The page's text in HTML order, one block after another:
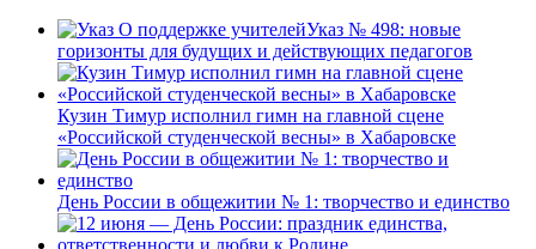
Указ № 498: новые
горизонты для будущих и действующих педагогов
Кузин Тимур исполнил гимн на главной сцене
«Российской студенческой весны» в Хабаровске
День России в общежитии № 1: творчество и единство